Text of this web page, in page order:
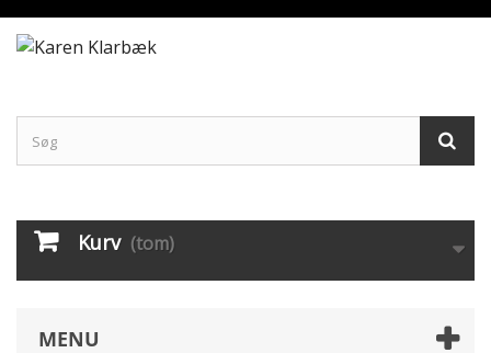
Kurv (tom)
MENU